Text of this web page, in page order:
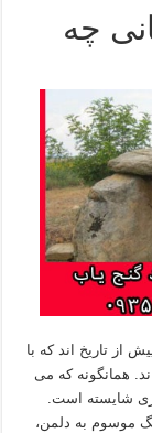
چه
از تاریخ اند که با
همانگونه که می
شایسته است.
موسوم به دلمن،